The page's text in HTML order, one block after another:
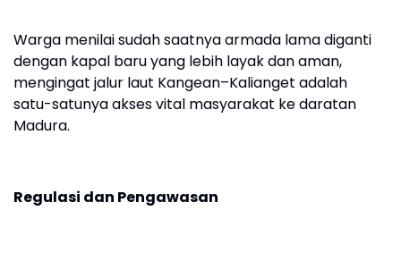
Warga menilai sudah saatnya armada lama diganti
dengan kapal baru yang lebih layak dan aman,
mengingat jalur laut Kangean–Kalianget adalah
satu-satunya akses vital masyarakat ke daratan
Madura.
Regulasi dan Pengawasan